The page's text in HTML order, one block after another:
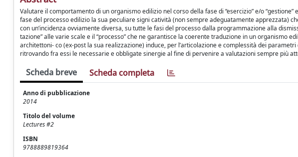
Valutare il comportamento di un organismo edilizio nel corso della fase di “esercizio” e/o
fase del processo edilizio la sua peculiare signi catività (non sempre adeguatamente apprezzata)
con un’incidenza ovviamente diversa, su tutte le fasi del processo dalla programmazione alla
tazione” alle varie scale e il “processo” che ne garantisce la coerente traduzione in un organismo
architettoni- co (ex-post la sua realizzazione) induce, per l’articolazione e complessità dei
ritrovando fra essi le necessarie e obbligate sinergie al fine di pervenire a valutazioni sempre più
Scheda breve Scheda completa
Anno di pubblicazione
2014
Titolo del volume
Lectures #2
ISBN
9788889819364